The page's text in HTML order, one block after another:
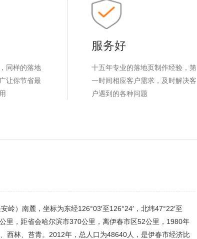
同样的落地
让你节省最
服务好
十五年专业的落地页制作经验，第
一时间相应客户需求，及时解决客
户遇到的各种问题
）南麓，坐标为东经126°03′至126°24′，北纬47°22′至
里，距省会哈尔滨市370公里，离伊春市区52公里，1980年
西林、苔青。2012年，总人口为48640人，是伊春市经济比